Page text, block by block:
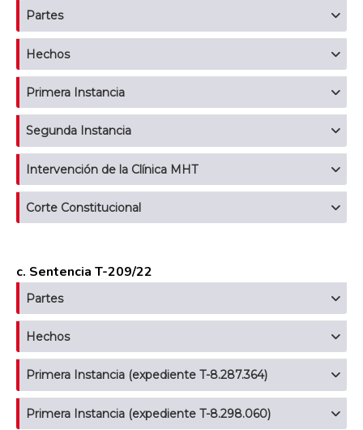
Partes
Hechos
Primera Instancia
Segunda Instancia
Intervención de la Clínica MHT
Corte Constitucional
c. Sentencia T-209/22
Partes
Hechos
Primera Instancia (expediente T-8.287.364)
Primera Instancia (expediente T-8.298.060)